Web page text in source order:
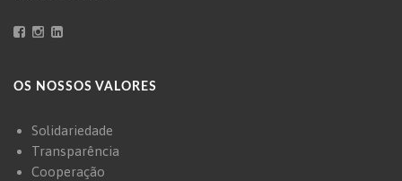
OS NOSSOS VALORES
Solidariedade
Transparência
Cooperação